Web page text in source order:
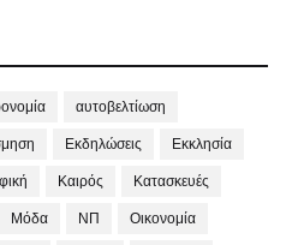
αυτοβελτίωση
Εκδηλώσεις Εκκλησία
Καιρός Κατασκευές
Μόδα ΝΠ Οικονομία